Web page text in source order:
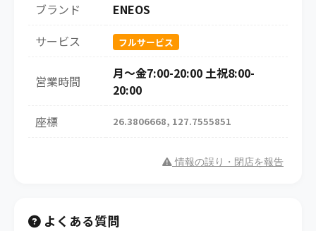
ブランド
ENEOS
サービス
フルサービス
営業時間
月～金7:00-20:00 土祝8:00-
20:00
座標
26.3806668, 127.7555851
情報の誤り・閉店を報告
よくある質問